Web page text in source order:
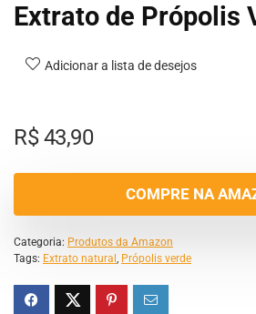
Extrato de Própolis
Adicionar a lista de desejos
R$43,90
COMPRE NA
Categoria: Produtos da Amazon
Tags: Extrato natural , Própolis verde